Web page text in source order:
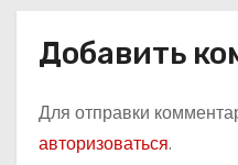
Добавить
Для отправки
авторизоваться.